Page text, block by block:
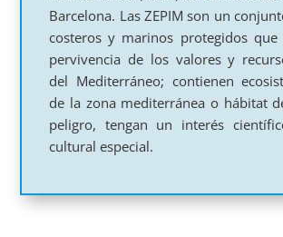
Barcelona. Las ZEPIM son un
costeros y marinos protegidos que
pervivencia de los valores y
del Mediterráneo; contienen
de la zona mediterránea o hábitat
peligro, tengan un interés
cultural especial.